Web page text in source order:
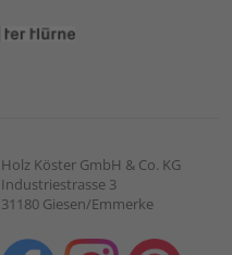
Holz Köster GmbH & Co. KG
Industriestrasse 3
31180 Giesen/Emmerke